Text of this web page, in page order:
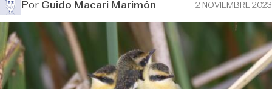
PorGuido Macari Marimón 2 NOVIEMBRE 2023